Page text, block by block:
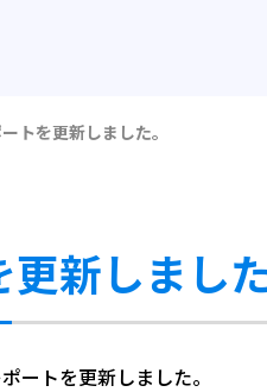
トを更新しました。
新しました
ートを更新しました。